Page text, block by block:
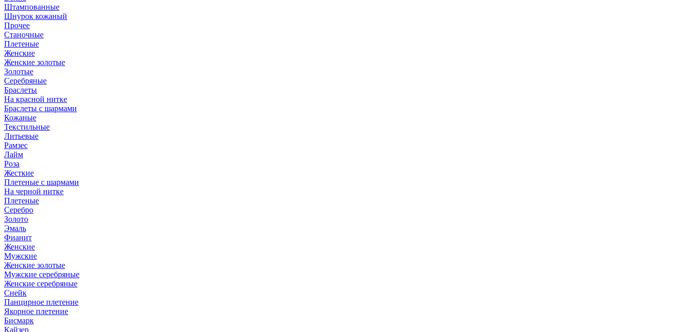
Штампованные
Шнурок кожаный
Прочее
Станочные
Плетеные
Женские
Женские золотые
Золотые
Серебряные
Браслеты
На красной нитке
Браслеты с шармами
Кожаные
Текстильные
Литьевые
Рамзес
Лайм
Роза
Жесткие
Плетеные с шармами
На черной нитке
Плетеные
Серебро
Золото
Эмаль
Фианит
Женские
Мужские
Женские золотые
Мужские серебряные
Женские серебряные
Снейк
Панцирное плетение
Якорное плетение
Бисмарк
Кайзер